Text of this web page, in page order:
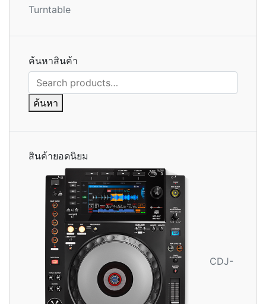
Turntable
ค้นหาสินค้า
ค้นหา:
ค้นหา
สินค้ายอดนิยม
CDJ-